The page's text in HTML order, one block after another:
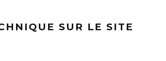
SUR LE SITE